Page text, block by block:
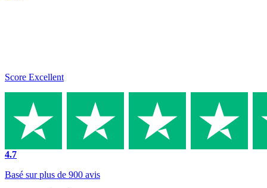
Score Excellent
4.7
Basé sur plus de 900 avis